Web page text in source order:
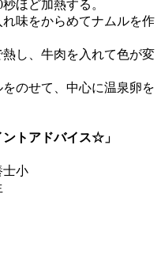
ほど加熱する。
味をからめてナムルを作
し、牛肉を入れて色が変
のせて、中心に温泉卵を
トアドバイス☆」